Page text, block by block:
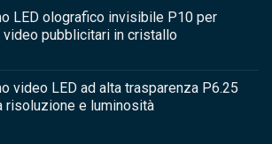
LED olografico invisibile P10 per
pubblicitari in cristallo
video LED ad alta trasparenza P6.25
risoluzione e luminosità